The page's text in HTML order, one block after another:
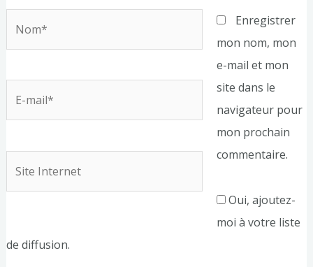
Enregistrer
mon nom, mon
e-mail et mon
site dans le
navigateur pour
mon prochain
commentaire.
Oui, ajoutez-
moi à votre liste
de diffusion.